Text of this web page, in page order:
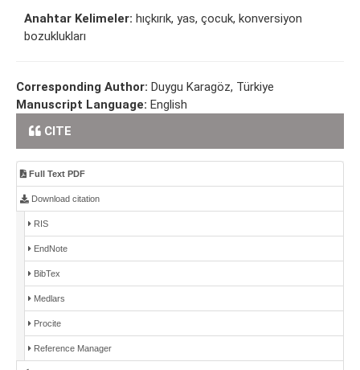
Anahtar Kelimeler: hıçkırık, yas, çocuk, konversiyon
bozuklukları
Corresponding Author: Duygu Karagöz, Türkiye
Manuscript Language: English
CITE
Full Text PDF
Download citation
RIS
EndNote
BibTex
Medlars
Procite
Reference Manager